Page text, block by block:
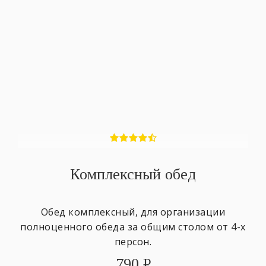
Комплексный обед
Обед комплексный, для организации
полноценного обеда за общим столом от 4-х
персон.